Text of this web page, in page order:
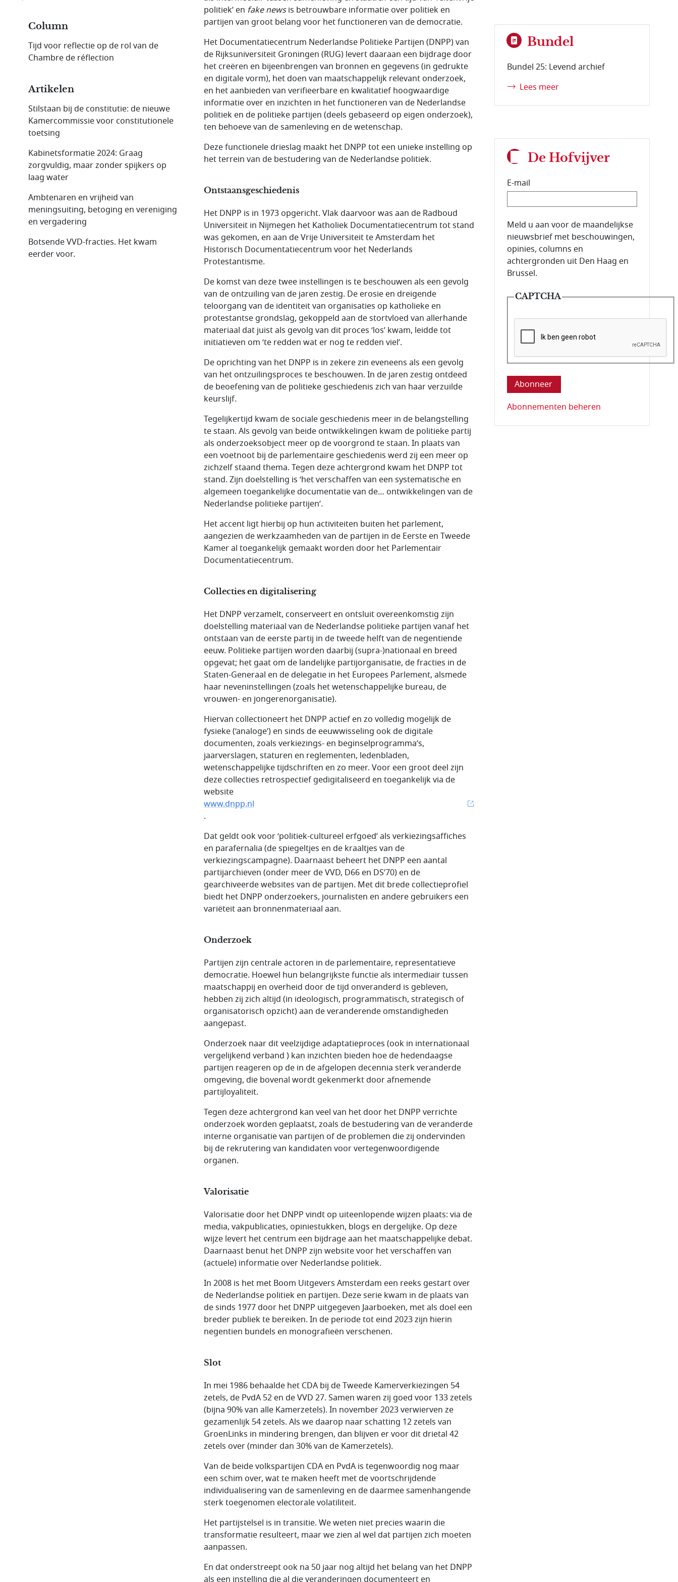
politiek’ en fake newsis betrouwbare informatie over politiek en
partijen van groot belang voor het functioneren van de democratie.
Het Documentatiecentrum Nederlandse Politieke Partijen (DNPP) van
de Rijksuniversiteit Groningen (RUG) levert daaraan een bijdrage door
het creëren en bijeenbrengen van bronnen en gegevens (in gedrukte
en digitale vorm), het doen van maatschappelijk relevant onderzoek,
en het aanbieden van verifieerbare en kwalitatief hoogwaardige
informatie over en inzichten in het functioneren van de Nederlandse
politiek en de politieke partijen (deels gebaseerd op eigen onderzoek),
ten behoeve van de samenleving en de wetenschap.
Deze functionele drieslag maakt het DNPP tot een unieke instelling op
het terrein van de bestudering van de Nederlandse politiek.
Ontstaansgeschiedenis
Het DNPP is in 1973 opgericht. Vlak daarvoor was aan de Radboud
Universiteit in Nijmegen het Katholiek Documentatiecentrum tot stand
was gekomen, en aan de Vrije Universiteit te Amsterdam het
Historisch Documentatiecentrum voor het Nederlands
Protestantisme.
De komst van deze twee instellingen is te beschouwen als een gevolg
van de ontzuiling van de jaren zestig. De erosie en dreigende
teloorgang van de identiteit van organisaties op katholieke en
protestantse grondslag, gekoppeld aan de stortvloed van allerhande
materiaal dat juist als gevolg van dit proces ‘los’ kwam, leidde tot
initiatieven om ‘te redden wat er nog te redden viel’.
De oprichting van het DNPP is in zekere zin eveneens als een gevolg
van het ontzuilingsproces te beschouwen. In de jaren zestig ontdeed
de beoefening van de politieke geschiedenis zich van haar verzuilde
keurslijf.
Tegelijkertijd kwam de sociale geschiedenis meer in de belangstelling
te staan. Als gevolg van beide ontwikkelingen kwam de politieke partij
als onderzoeksobject meer op de voorgrond te staan. In plaats van
een voetnoot bij de parlementaire geschiedenis werd zij een meer op
zichzelf staand thema. Tegen deze achter­grond kwam het DNPP tot
stand. Zijn doelstelling is ‘het verschaffen van een systematische en
algemeen toegankelijke documentatie van de… ontwikkelingen van de
Nederlandse politieke partijen’.
Het accent ligt hierbij op hun activiteiten buiten het parlement,
aangezien de werkzaamheden van de partijen in de Eerste en Tweede
Kamer al toegankelijk gemaakt worden door het Parlementair
Documentatiecentrum.
Collecties en digitalisering
Het DNPP verzamelt, conserveert en ontsluit overeenkomstig zijn
doelstelling materiaal van de Nederlandse politieke partijen vanaf het
ontstaan van de eerste partij in de tweede helft van de negentiende
eeuw. Politieke partijen worden daarbij (supra-)nationaal en breed
opgevat; het gaat om de landelijke partijorganisatie, de fracties in de
Staten-Generaal en de delegatie in het Europees Parlement, alsmede
haar neveninstellingen (zoals het wetenschappelijke bureau, de
vrouwen- en jongerenorganisatie).
Hiervan collectioneert het DNPP actief en zo volledig mogelijk de
fysieke (‘analoge’) en sinds de eeuwwisseling ook de digitale
documenten, zoals verkiezings- en beginselprogramma’s,
jaarverslagen, staturen en reglementen, ledenbladen,
wetenschappelijke tijdschriften en zo meer. Voor een groot deel zijn
deze collecties retrospectief gedigitaliseerd en toegankelijk via de
website
www.dnpp.nl
.
Dat geldt ook voor ‘politiek-cultureel erfgoed’ als verkiezingsaffiches
en parafernalia (de spiegeltjes en de kraaltjes van de
verkiezingscampagne). Daarnaast beheert het DNPP een aantal
partijarchieven (onder meer de VVD, D66 en DS’70) en de
gearchiveerde websites van de partijen. Met dit brede collectieprofiel
biedt het DNPP onderzoekers, journalisten en andere gebruikers een
variëteit aan bronnenmateriaal aan.
Onderzoek
Partijen zijn centrale actoren in de parlementaire, representatieve
democratie. Hoewel hun belangrijkste functie als intermediair tussen
maatschappij en overheid door de tijd onveranderd is gebleven,
hebben zij zich altijd (in ideologisch, programmatisch, strategisch of
organisatorisch opzicht) aan de veranderende omstandigheden
aangepast.
Onderzoek naar dit veelzijdige adaptatieproces (ook in internationaal
vergelijkend verband ) kan inzichten bieden hoe de hedendaagse
partijen reageren op de in de afgelopen decennia sterk veranderde
omgeving, die bovenal wordt gekenmerkt door afnemende
partijloyaliteit.
Tegen deze achtergrond kan veel van het door het DNPP verrichte
onderzoek worden geplaatst, zoals de bestudering van de veranderde
interne organisatie van partijen of de problemen die zij ondervinden
bij de rekrutering van kandidaten voor vertegenwoordigende
organen.
Valorisatie
Valorisatie door het DNPP vindt op uiteenlopende wijzen plaats: via de
media, vakpublicaties, opiniestukken, blogs en dergelijke. Op deze
wijze levert het centrum een bijdrage aan het maatschappelijke debat.
Daarnaast benut het DNPP zijn website voor het verschaffen van
(actuele) informatie over Nederlandse politiek.
In 2008 is het met Boom Uitgevers Amsterdam een reeks gestart over
de Nederlandse politiek en partijen. Deze serie kwam in de plaats van
de sinds 1977 door het DNPP uitgegeven Jaarboeken, met als doel een
breder publiek te bereiken. In de periode tot eind 2023 zijn hierin
negentien bundels en monografieën verschenen.
Slot
In mei 1986 behaalde het CDA bij de Tweede Kamerverkiezingen 54
zetels, de PvdA 52 en de VVD 27. Samen waren zij goed voor 133 zetels
(bijna 90% van alle Kamerzetels). In november 2023 verwierven ze
gezamenlijk 54 zetels. Als we daarop naar schatting 12 zetels van
GroenLinks in mindering brengen, dan blijven er voor dit drietal 42
zetels over (minder dan 30% van de Kamerzetels).
Van de beide volkspartijen CDA en PvdA is tegenwoordig nog maar
een schim over, wat te maken heeft met de voortschrijdende
individualisering van de samenleving en de daarmee samenhangende
sterk toegenomen electorale volatiliteit.
Het partijstelsel is in transitie. We weten niet precies waarin die
transformatie resulteert, maar we zien al wel dat partijen zich moeten
aanpassen.
En dat onderstreept ook na 50 jaar nog altijd het belang van het DNPP
als een instelling die al die veranderingen documenteert en
Column
Tijd voor reflectie op de rol van de
Chambre de réflection
Artikelen
Stilstaan bij de constitutie: de nieuwe
Kamer­commissie voor constitutionele
toetsing
Kabinetsformatie 2024: Graag
zorgvuldig, maar zonder spijkers op
laag water
Ambtenaren en vrijheid van
meningsuiting, betoging en vereniging
en vergadering
Botsende VVD-fracties. Het kwam
eerder voor.
Bundel
Bundel 25: Levend archief
Lees meer
De Hofvijver
E-mail
E-mailadres van de abonnee.
Meld u aan voor de maandelijkse
nieuwsbrief met beschouwingen,
opinies, columns en
achtergronden uit Den Haag en
Brussel.
CAPTCHA
Deze vraag is om te controleren dat u
Abonnementen beheren